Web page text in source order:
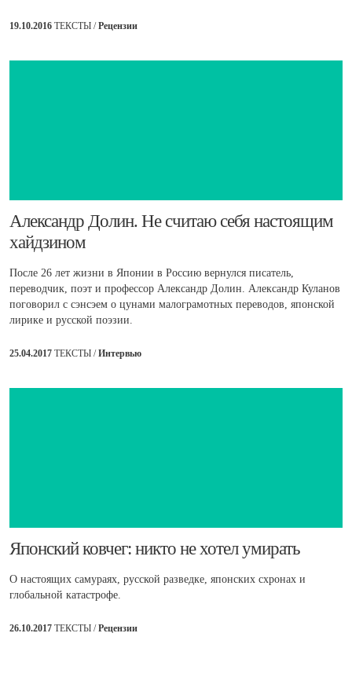
19.10.2016 ТЕКСТЫ /Рецензии
​Александр Долин. Не считаю себя настоящим
хайдзином
После 26 лет жизни в Японии в Россию вернулся писатель,
переводчик, поэт и профессор Александр Долин. Александр Куланов
поговорил с сэнсэем о цунами малограмотных переводов, японской
лирике и русской поэзии.
25.04.2017 ТЕКСТЫ /Интервью
​Японский ковчег: никто не хотел умирать
О настоящих самураях, русской разведке, японских схронах и
глобальной катастрофе.
26.10.2017 ТЕКСТЫ /Рецензии